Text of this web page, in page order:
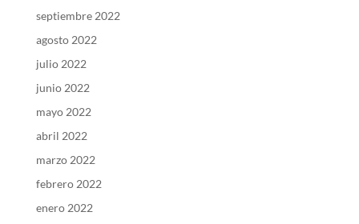
septiembre 2022
agosto 2022
julio 2022
junio 2022
mayo 2022
abril 2022
marzo 2022
febrero 2022
enero 2022